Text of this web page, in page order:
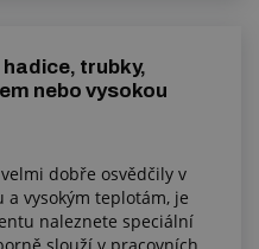
trubky,
nebo vysokou
dobře osvědčily v
vysokým teplotám, je
naleznete speciální